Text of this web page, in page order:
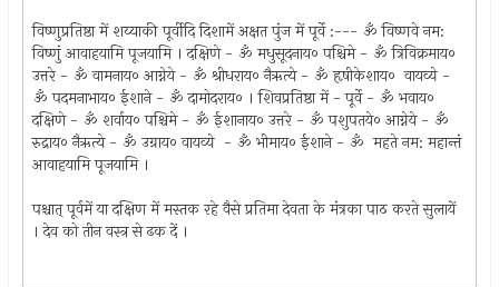
विष्णुप्रतिष्ठा में शय्याकी पूर्वीदि दिशामें अक्षत पुंज में पूर्वे :--- ॐ विष्णवे नम:
विष्णुं आवाहयामि पूजयामि । दक्षिणे - ॐ मधुसूदनाय० पश्चिमे - ॐ त्रिविक्रमाय०
उत्तरे - ॐ वामनाय० आग्नेये - ॐ श्रीधराय० नैऋत्ये - ॐ हृषीकेशाय० वायव्ये -
ॐ पदमनाभाय० ईशाने - ॐ दामोदराय० । शिवप्रतिष्ठा में - पूर्वे - ॐ भवाय०
दक्षिणे - ॐ शर्वाय० पश्चिमे - ॐ ईशानाय० उत्तरे - ॐ पशुपतये० आग्नेये - ॐ
रुद्राय० नैऋत्ये - ॐ उग्राय० वायव्ये - ॐ भीमाय० ईशाने - ॐ महते नम: महान्तं
आवाहयामि पूजयामि ।
पश्चात्‌ पूर्वमें या दक्षिण में मस्तक रहे वैसे प्रतिमा देवता के मंत्रका पाठ करते सुलायें
। देव को तीन वस्त्र से ढक दें ।